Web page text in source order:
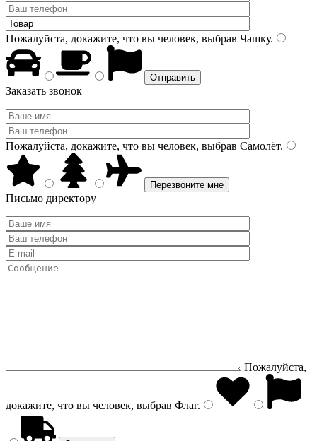
Пожалуйста, докажите, что вы человек, выбрав Чашку.
Заказать звонок
Пожалуйста, докажите, что вы человек, выбрав Самолёт.
Письмо директору
Пожалуйста,
докажите, что вы человек, выбрав Флаг.